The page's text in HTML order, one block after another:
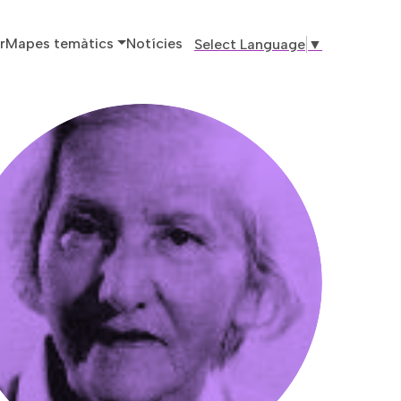
principal
Mapes temàtics Notícies Select Language ▼